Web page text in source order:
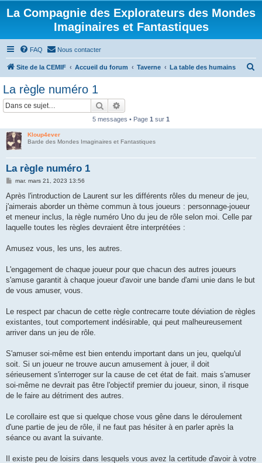
La Compagnie des Explorateurs des Mondes
Imaginaires et Fantastiques
FAQ Nous contacter
Site de la CEMIF Accueil du forum Taverne La table des humains
La règle numéro 1
Rechercher
5 messages • Page 1 sur 1
Kloup4ever
Barde des Mondes Imaginaires et Fantastiques
La règle numéro 1
M
s
a
g
mar. mars 21, 2023 13:56
Après l'introduction de Laurent sur les différents rôles du meneur de jeu,
j'aimerais aborder un thème commun à tous joueurs : personnage-joueur
et meneur inclus, la règle numéro Uno du jeu de rôle selon moi. Celle par
laquelle toutes les règles devraient être interprétées :
Amusez vous, les uns, les autres.
L'engagement de chaque joueur pour que chacun des autres joueurs
s'amuse garantit à chaque joueur d'avoir une bande d'ami unie dans le but
de vous amuser, vous.
Le respect par chacun de cette règle contrecarre toute déviation de règles
existantes, tout comportement indésirable, qui peut malheureusement
arriver dans un jeu de rôle.
S'amuser soi-même est bien entendu important dans un jeu, quelqu'ul
soit. Si un joueur ne trouve aucun amusement à jouer, il doit
sérieusement s'interroger sur la cause de cet état de fait. mais s'amuser
soi-même ne devrait pas être l'objectif premier du joueur, sinon, il risque
de le faire au détriment des autres.
Le corollaire est que si quelque chose vous gêne dans le déroulement
d'une partie de jeu de rôle, il ne faut pas hésiter à en parler après la
séance ou avant la suivante.
Il existe peu de loisirs dans lesquels vous avez la certitude d'avoir à votre